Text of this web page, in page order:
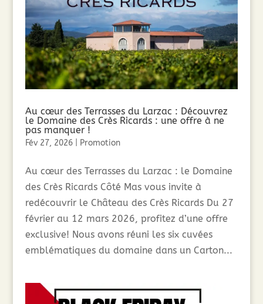
Au cœur des Terrasses du Larzac : Découvrez
le Domaine des Crès Ricards : une offre à ne
pas manquer !
Fév 27, 2026| Promotion
Au cœur des Terrasses du Larzac : le Domaine
des Crès Ricards Côté Mas vous invite à
redécouvrir le Château des Crès Ricards Du 27
février au 12 mars 2026, profitez d’une offre
exclusive! Nous avons réuni les six cuvées
emblématiques du domaine dans un Carton...